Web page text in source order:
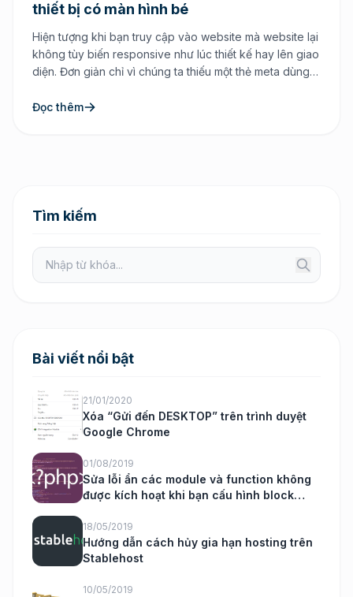
thiết bị có màn hình bé
Hiện tượng khi bạn truy cập vào website mà website lại
không tùy biến responsive như lúc thiết kế hay lên giao
diện. Đơn giản chỉ vì chúng ta thiếu một thẻ meta dùng
hay không. Ví dụ như blog của mình […]
Đọc thêm
Tìm kiếm
Bài viết nổi bật
21/01/2020
Xóa “Gửi đến DESKTOP” trên trình duyệt
Google Chrome
01/08/2019
Sửa lỗi ẩn các module và function không
được kích hoạt khi bạn cấu hình block
18/05/2019
Hướng dẫn cách hủy gia hạn hosting trên
Stablehost
10/05/2019